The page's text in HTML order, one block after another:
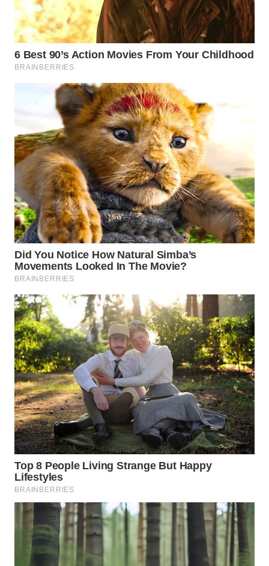
WN
TEBING
TINGGI
WN
KARAWANG
WN
BEKASI
WN
BOGOR
WN
DEPOK
WN
TAPANULI
UTARA
WN
SAMOSIR
WN
PADANG
LAWAS
WN
SUMEDANG
CIANJUR
WN